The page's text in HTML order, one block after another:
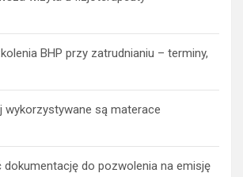
BHP przy zatrudnianiu – terminy,
wykorzystywane są materace
do pozwolenia na emisję